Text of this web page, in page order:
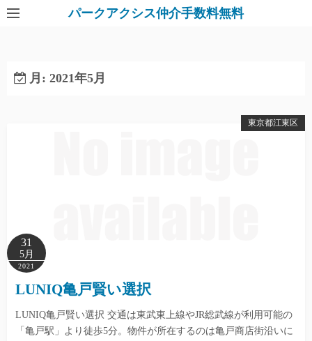
パークアクシス仲介手数料無料
月: 2021年5月
東京都江東区
31
5月
2021
LUNIQ亀戸賢い選択
LUNIQ亀戸賢い選択 交通は東武東上線やJR総武線が利用可能の
「亀戸駅」より徒歩5分。物件が所在するのは亀戸商店街沿いに